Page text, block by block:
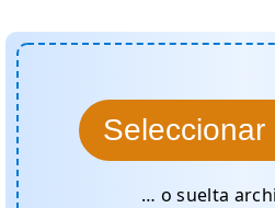
Seleccionar
… o suelta